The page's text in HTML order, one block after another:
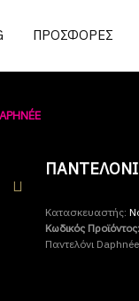
ΠΡΟΣΦΟΡΕΣ
ΠΑΝΤΕΛΌΝΙ
Κατασκευαστής:
Κωδικός Προϊόντος:
Παντελόνι